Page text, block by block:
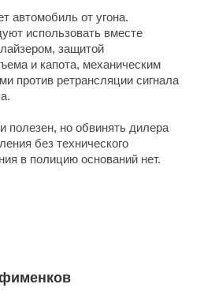
автомобиль от угона.
использовать вместе
защитой
и капота, механическим
против ретрансляции сигнала
полезен, но обвинять дилера
без технического
в полицию оснований нет.